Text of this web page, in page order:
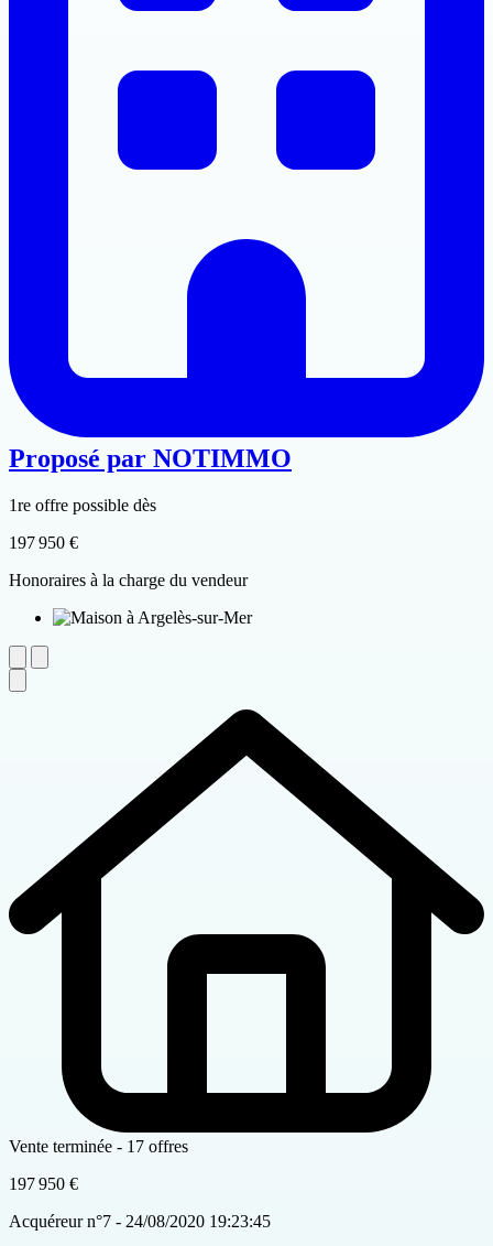
Proposé par NOTIMMO
1re offre possible dès
197 950 €
Honoraires à la charge du vendeur
Vente terminée - 17 offres
197 950 €
Acquéreur n°7 - 24/08/2020 19:23:45